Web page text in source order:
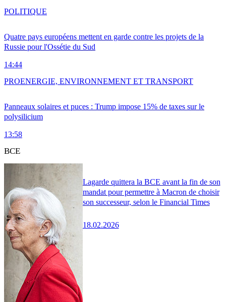
Quatre pays européens mettent en garde contre les projets de la
Russie pour l'Ossétie du Sud
14:44
POLITIQUE
Panneaux solaires et puces : Trump impose 15% de taxes sur le
polysilicium
13:58
PROENERGIE, ENVIRONNEMENT ET TRANSPORT
BCE
Lagarde quittera la BCE avant la fin de son
mandat pour permettre à Macron de choisir
son successeur, selon le Financial Times
18.02.2026